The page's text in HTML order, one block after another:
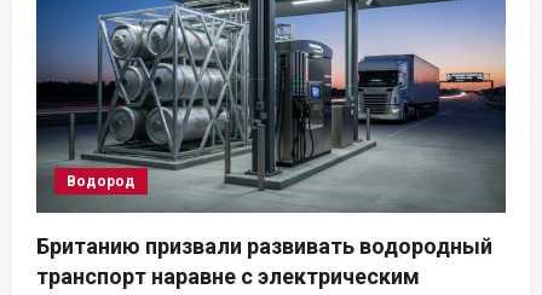
м
Водород
Британию призвали развивать водородный
транспорт наравне с электрическим